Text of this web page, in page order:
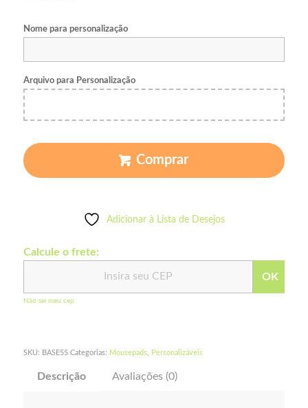
Nome para personalização
Arquivo para Personalização
Comprar
Adicionar à Lista de Desejos
Calcule o frete:
OK
Não sei meu cep
SKU: BASE55 Categorias: Mousepads, Personalizáveis
Descrição Avaliações (0)